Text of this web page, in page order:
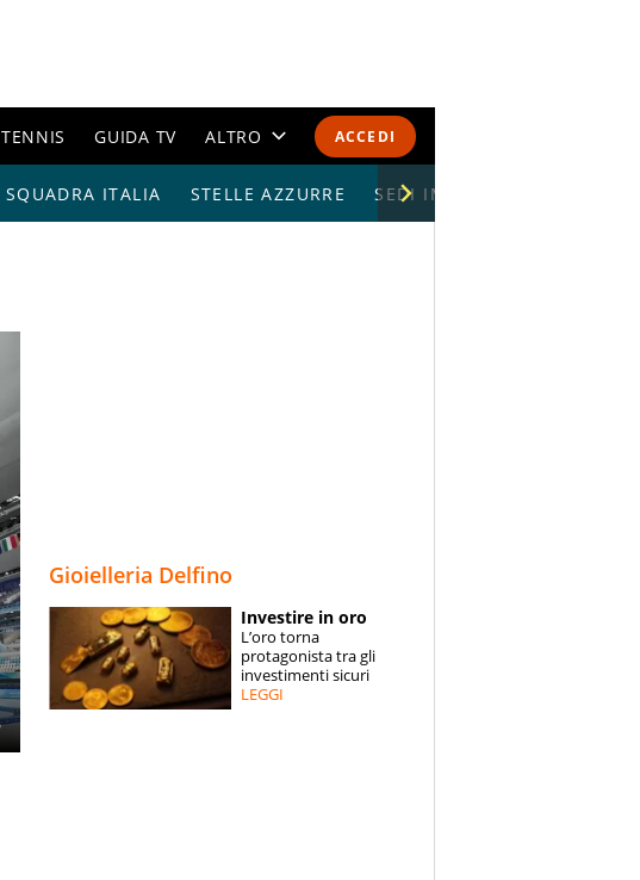
ACCEDI
TENNIS GUIDA TV ALTRO
CALENDARI E CLASSIFICHE
ESPERTI
CONTATTI
SQUADRA ITALIA STELLE AZZURRE SEDI IMPIANTI
Gioielleria Delfino
Investire in oro
L’oro torna
protagonista tra gli
investimenti sicuri
LEGGI